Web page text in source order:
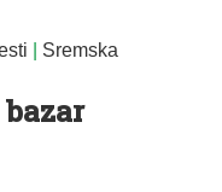
Sremska